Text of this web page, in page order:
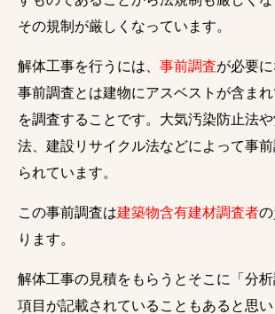
その規制が厳しくなっています。
解体工事を行うには、 事前調査が必要
事前調査とは建物にアスベストが含ま
を調査することです。大気汚染防止法
法、建設リサイクル法などによって事
られています。
この事前調査は建築物含有建材調査者
ります。
解体工事の見積をもらうとそこに「分
項目が記載されていることもあると思